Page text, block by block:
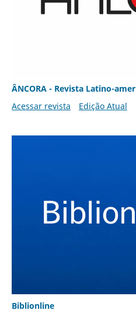
ÂNCORA - Revista Latino-
Acessar revista
Edição Atual
Biblionline